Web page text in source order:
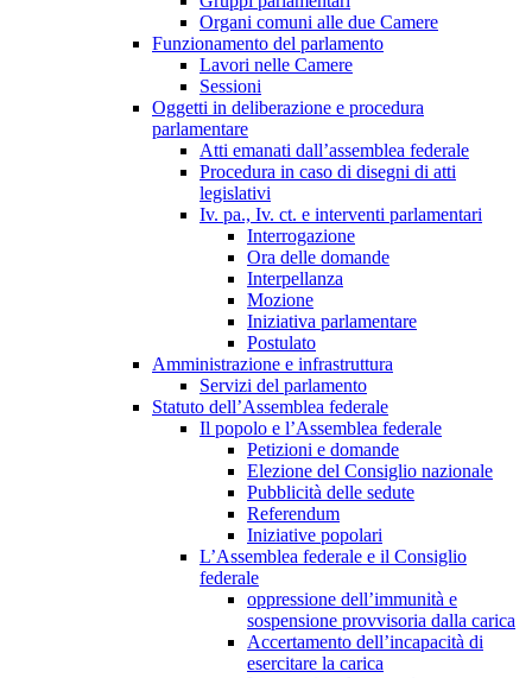
Organi comuni alle due Camere
Funzionamento del parlamento
Lavori nelle Camere
Sessioni
Oggetti in deliberazione e procedura
parlamentare
Atti emanati dall’assemblea federale
Procedura in caso di disegni di atti
legislativi
Iv. pa., Iv. ct. e interventi parlamentari
Interrogazione
Ora delle domande
Interpellanza
Mozione
Iniziativa parlamentare
Postulato
Amministrazione e infrastruttura
Servizi del parlamento
Statuto dell’Assemblea federale
Il popolo e l’Assemblea federale
Petizioni e domande
Elezione del Consiglio nazionale
Pubblicità delle sedute
Referendum
Iniziative popolari
L’Assemblea federale e il Consiglio
federale
oppressione dell’immunità e
sospensione provvisoria dalla carica
Accertamento dell’incapacità di
esercitare la carica